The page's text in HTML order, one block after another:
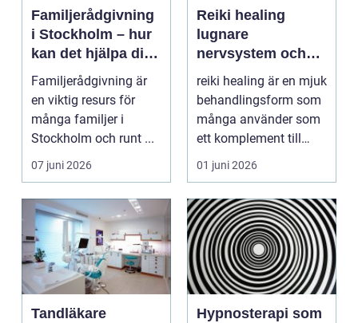
Familjerådgivning
i Stockholm – hur
kan det hjälpa dig
och din familj
Familjerådgivning är
en viktig resurs för
många familjer i
Stockholm och runt ...
07 juni 2026
Reiki healing
lugnare
nervsystem och
mer balans i
vardagen
reiki healing är en mjuk
behandlingsform som
många använder som
ett komplement till
annan vård. Foku...
01 juni 2026
Tandläkare
Hypnosterapi som